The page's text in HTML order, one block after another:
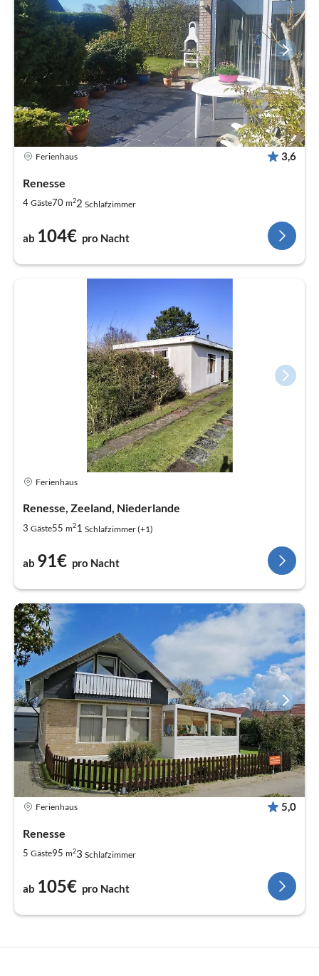
Ferienhaus 3,6
Renesse
4 Gäste70 m22 Schlafzimmer
ab 104€ pro Nacht
Ferienhaus
Renesse, Zeeland, Niederlande
3 Gäste55 m21 Schlafzimmer (+1)
ab 91€ pro Nacht
Ferienhaus 5,0
Renesse
5 Gäste95 m23 Schlafzimmer
ab 105€ pro Nacht